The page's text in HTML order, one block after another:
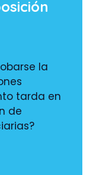
la
tarda en
de